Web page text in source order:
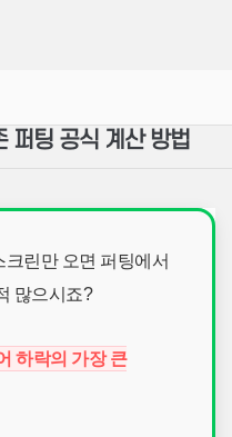
퍼팅 공식 계산 방법
린만 오면 퍼팅에서
많으시죠?
하락의 가장 큰